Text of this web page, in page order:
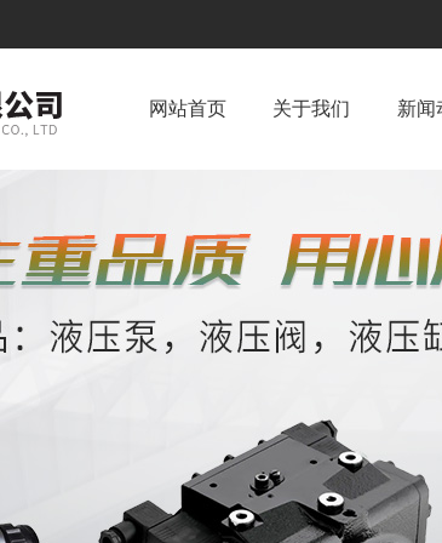
网站首页 关于我们 新闻